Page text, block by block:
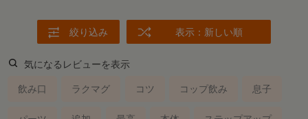
絞り込み 表示：新しい順
気になるレビューを表示
飲み口 ラクマグ コツ コップ飲み 息子